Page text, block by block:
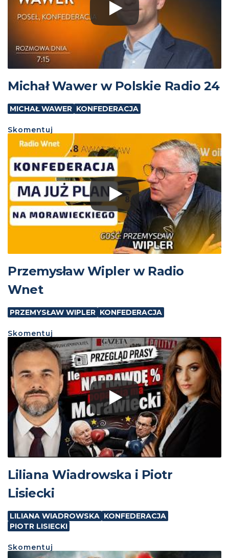
Michał Wawer w Polskie Radio 24
MICHAŁ WAWER KONFEDERACJA
Skomentuj
Przemysław Wipler w Radio
Wnet
PRZEMYSŁAW WIPLER KONFEDERACJA
Skomentuj
Liliana Wiadrowska i Piotr
Lisiecki
LILIANA WIADROWSKA KONFEDERACJA
PIOTR LISIECKI
Skomentuj